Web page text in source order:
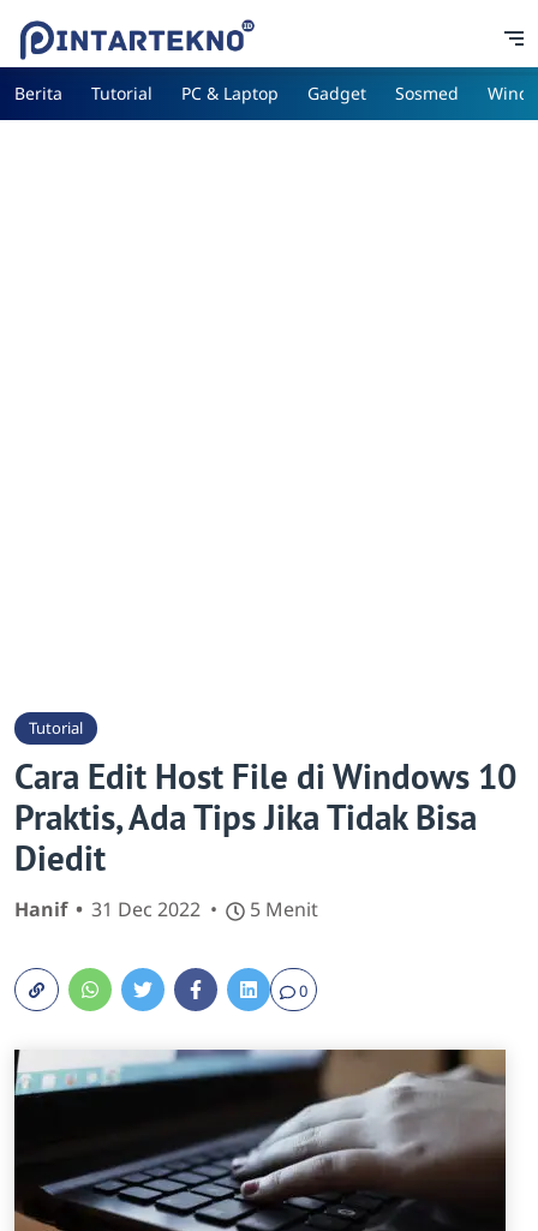
Berita Tutorial PC & Laptop Gadget Sosmed
Tutorial
Cara Edit Host File di Windows 10
Praktis, Ada Tips Jika Tidak Bisa
Diedit
Hanif 31 Dec 2022 5 Menit
0